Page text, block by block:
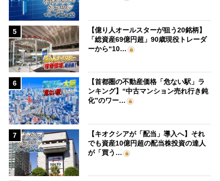
5
【億り人オールスターが狙う20銘柄】
「総資産69億円超」90歳現役トレーダ
ーから“10…
6
【首都圏の不動産価格「危ない駅」ラ
ンキング】“中古マンション売れ行き鈍
化”のワー…
7
【キオクシアが「配当」導入へ】それ
でも資産10億円超の配当株投資の達人
が「買う…